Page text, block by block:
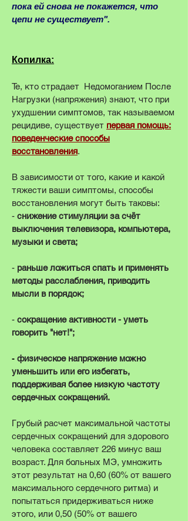
пока ей снова не покажется, что
цепи не существует".
Копилка:
Те, кто страдает Недомоганием После
Нагрузки (напряжения) знают, что при
ухудшении симптомов, так называемом
рецидиве, существует первая помощь:
поведенческие способы
восстановления.
В зависимости от того, какие и какой
тяжести ваши симптомы, способы
восстановления могут быть таковы:
- снижение стимуляции за счёт
выключения телевизора, компьютера,
музыки и света;
- раньше ложиться спать и применять
методы расслабления, приводить
мысли в порядок;
- сокращение активности - уметь
говорить "нет!";
- физическое напряжение можно
уменьшить или его избегать,
поддерживая более низкую частоту
сердечных сокращений.
Грубый расчет максимальной частоты
сердечных сокращений для здорового
человека составляет 226 минус ваш
возраст. Для больных МЭ, умножить
этот результат на 0,60 (60% от вашего
максимального сердечного ритма) и
попытаться придерживаться ниже
этого, или 0,50 (50% от вашего